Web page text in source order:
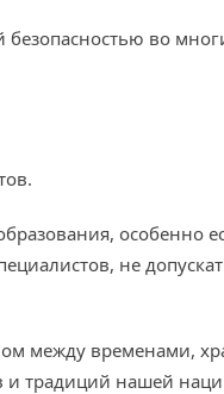
безопасностью во
особенно
не
между временами,
и традиций нашей